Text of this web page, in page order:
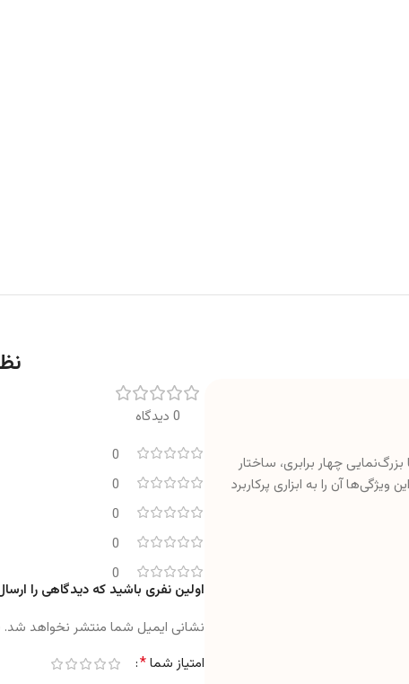
چهار برابری، ساختار
آن را به ابزاری پرکاربرد
0 دیدگاه
0
0
0
0
0
اولین نفری باشید که دیدگاهی را ارسال
نشانی ایمیل شما منتشر نخواهد شد.
امتیاز شما*